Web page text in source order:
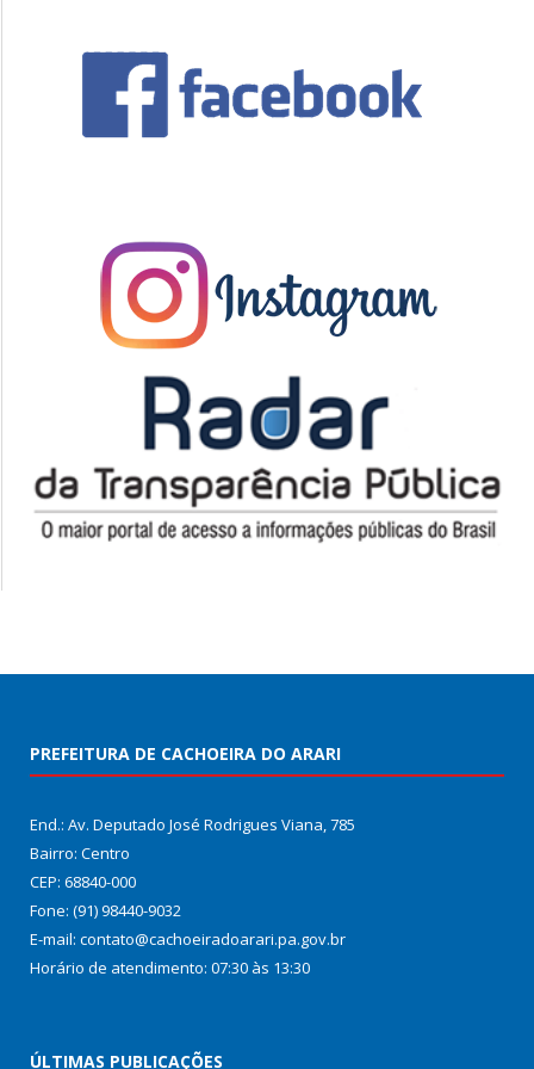
PREFEITURA DE CACHOEIRA DO ARARI
End.: Av. Deputado José Rodrigues Viana, 785
Bairro: Centro
CEP: 68840-000
Fone: (91) 98440-9032
E-mail: contato@cachoeiradoarari.pa.gov.br
Horário de atendimento: 07:30 às 13:30
ÚLTIMAS PUBLICAÇÕES